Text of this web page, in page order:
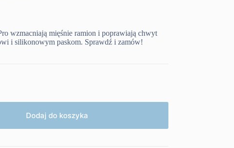
wzmacniają mięśnie ramion i poprawiają chwyt
i silikonowym paskom. Sprawdź i zamów!
Dodaj do koszyka